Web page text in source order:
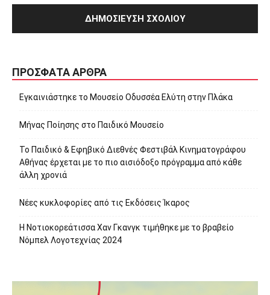
ΠΡΌΣΦΑΤΑ ΆΡΘΡΑ
Εγκαινιάστηκε το Μουσείο Οδυσσέα Ελύτη στην Πλάκα
Μήνας Ποίησης στο Παιδικό Μουσείο
Το Παιδικό & Εφηβικό Διεθνές Φεστιβάλ Κινηματογράφου
Αθήνας έρχεται με το πιο αισιόδοξο πρόγραμμα από κάθε
άλλη χρονιά
Νέες κυκλοφορίες από τις Εκδόσεις Ίκαρος
Η Νοτιοκορεάτισσα Χαν Γκανγκ τιμήθηκε με το βραβείο
Νόμπελ Λογοτεχνίας 2024